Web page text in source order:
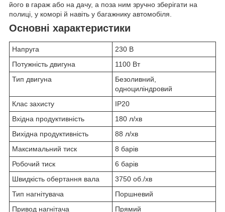
його в гараж або на дачу, а поза ним зручно зберігати на
полиці, у коморі й навіть у багажнику автомобіля.
Основні характеристики
Напруга
230 В
Потужність двигуна
1100 Вт
Тип двигуна
Безоливний,
одноциліндровий
Клас захисту
IP20
Вхідна продуктивність
180 л/хв
Вихідна продуктивність
88 л/хв
Максимальний тиск
8 барів
Робочий тиск
6 барів
Швидкість обертання вала
3750 об./хв
Тип нагнітувача
Поршневий
Привод нагнітача
Прямий